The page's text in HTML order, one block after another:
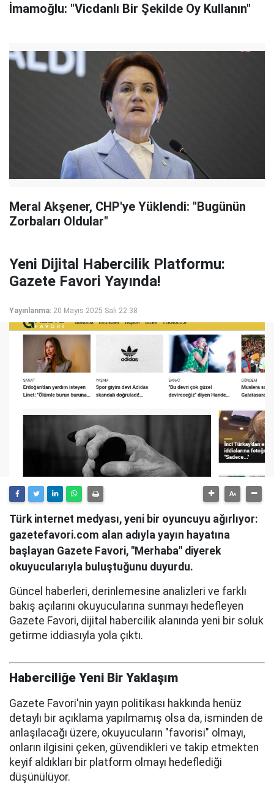
İmamoğlu: "Vicdanlı Bir Şekilde Oy Kullanın"
Meral Akşener, CHP'ye Yüklendi: "Bugünün
Zorbaları Oldular"
Yeni Dijital Habercilik Platformu:
Gazete Favori Yayında!
Yayınlanma: 20 Mayıs 2025 Salı 22:38
Türk internet medyası, yeni bir oyuncuyu ağırlıyor:
gazetefavori.com alan adıyla yayın hayatına
başlayan Gazete Favori, "Merhaba" diyerek
okuyucularıyla buluştuğunu duyurdu.
Güncel haberleri, derinlemesine analizleri ve farklı
bakış açılarını okuyucularına sunmayı hedefleyen
Gazete Favori, dijital habercilik alanında yeni bir soluk
getirme iddiasıyla yola çıktı.
Haberciliğe Yeni Bir Yaklaşım
Gazete Favori'nin yayın politikası hakkında henüz
detaylı bir açıklama yapılmamış olsa da, isminden de
anlaşılacağı üzere, okuyucuların "favorisi" olmayı,
onların ilgisini çeken, güvendikleri ve takip etmekten
keyif aldıkları bir platform olmayı hedeflediği
düşünülüyor.